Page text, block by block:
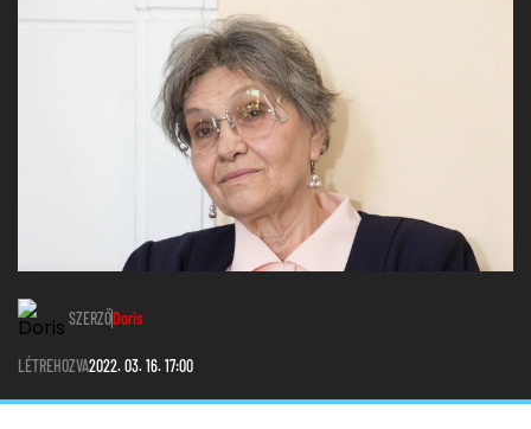
SZERZŐDoris
LÉTREHOZVA2022. 03. 16. 17:00